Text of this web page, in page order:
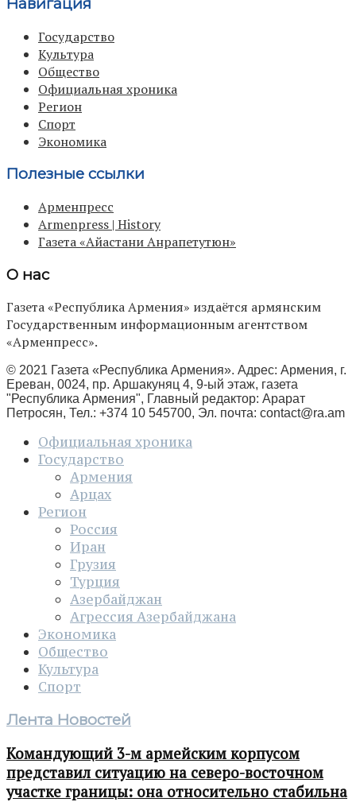
Государство
Культура
Общество
Официальная хроника
Регион
Спорт
Экономика
Полезные ссылки
Арменпресс
Armenpress | History
Газета «Айастани Анрапетутюн»
О нас
Газета «Республика Армения» издаётся армянским
Государственным информационным агентством
«Арменпресс».
© 2021 Газета «Республика Армения». Адрес: Армения, г.
Ереван, 0024, пр. Аршакуняц 4, 9-ый этаж, газета
"Республика Армения", Главный редактор: Арарат
Петросян, Тел.: +374 10 545700, Эл. почта: contact@ra.am
Официальная хроника
Государство
Армения
Арцах
Регион
Россия
Иран
Грузия
Турция
Азербайджан
Агрессия Азербайджана
Экономика
Общество
Культура
Спорт
Лента Новостей
Командующий 3-м армейским корпусом
представил ситуацию на северо-восточном
участке границы: она относительно стабильна